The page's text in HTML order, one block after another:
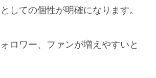
しての個性が明確になります。
ロワー、ファンが増えやすいと